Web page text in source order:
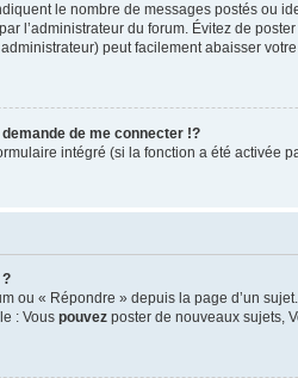
le nombre de messages postés
l’administrateur du forum. Évitez de
peut facilement abaisser
de me connecter !?
intégré (si la fonction a été
ou « Répondre » depuis la page d’un
: Vous pouvez poster de nouveaux sujets,